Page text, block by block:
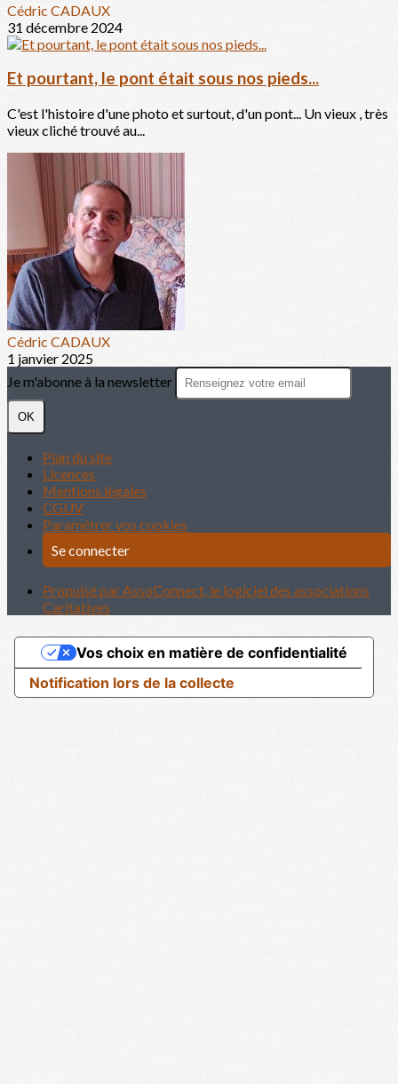
Cédric CADAUX
31 décembre 2024
Et pourtant, le pont était sous nos pieds...
C'est l'histoire d'une photo et surtout, d'un pont... Un vieux , très
vieux cliché trouvé au...
Cédric CADAUX
1 janvier 2025
Je m'abonne à la newsletter
OK
Plan du site
Licences
Mentions légales
CGUV
Paramétrer vos cookies
Se connecter
Propulsé par AssoConnect, le logiciel des associations
Caritatives
Notification lors de la collecte
Vos choix en matière de confidentialité